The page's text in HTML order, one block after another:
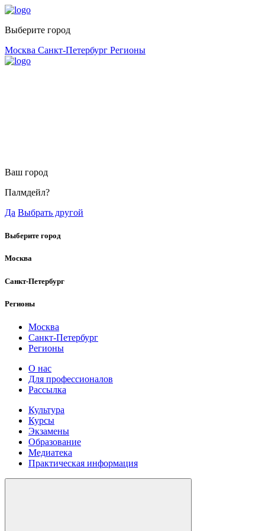
Выберите город
Москва Санкт-Петербург Регионы
Ваш город
Палмдейл?
Да Выбрать другой
Выберите город
Москва
Санкт-Петербург
Регионы
Москва
Санкт-Петербург
Регионы
О нас
Для профессионалов
Рассылка
Культура
Курсы
Экзамены
Образование
Медиатека
Практическая информация